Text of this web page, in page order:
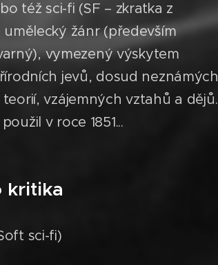
též sci-fi (SF – zkratka z
žánr (především
vymezený výskytem
jevů, dosud neznámých
vzájemných vztahů a dějů.
v roce 1851...
kritika
sci-fi)